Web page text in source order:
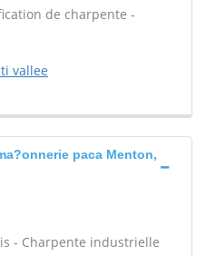
de charpente -
vallee
paca Menton,
- Charpente industrielle